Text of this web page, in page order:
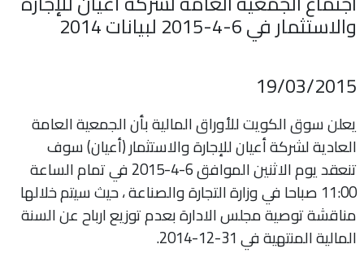
والاستثمار في 6-4-2015 لبيانات 2014
19/03/2015
يعلن سوق الكويت للأوراق المالية بأن الجمعية العامة
العادية لشركة أعيان للإجارة والاستثمار (أعيان) سوف
تنعقد يوم الاثنين الموافق 6-4-2015 في تمام الساعة
11:00 صباحا في وزارة التجارة والصناعة ، حيث سيتم خلالها
مناقشة توصية مجلس الادارة بعدم توزيع ارباح عن السنة
المالية المنتهية في 31-12-2014.
اتصل بنا
طلب وظيفة